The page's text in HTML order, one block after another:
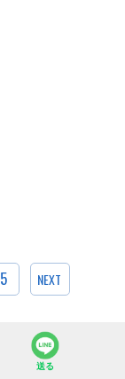
5 NEXT
送る